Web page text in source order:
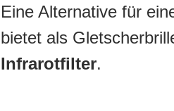
Eine Alternative für
bietet als
Infrarotfilter.